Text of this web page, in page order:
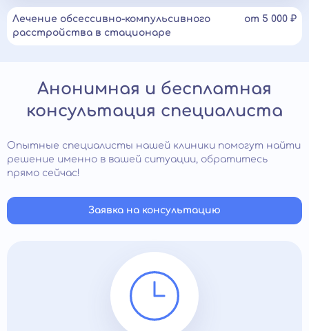
Лечение обсессивно-компульсивного
расстройства в стационаре
от 5 000 ₽
Анонимная и бесплатная
консультация специалиста
Опытные специалисты нашей клиники помогут найти
решение именно в вашей ситуации, обратитесь
прямо сейчас!
Заявка на консультацию